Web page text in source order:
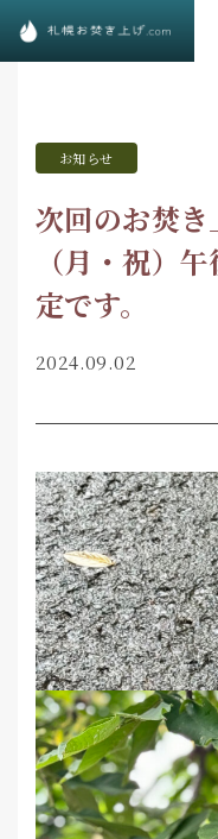
お知らせ
次回のお焚
（月・祝）
定です。
2024.09.02